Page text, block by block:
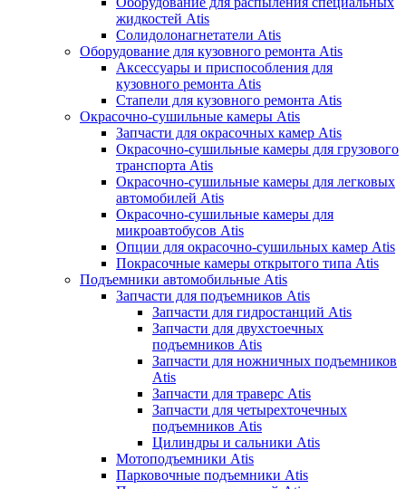
жидкостей Atis
Солидолонагнетатели Atis
Оборудование для кузовного ремонта Atis
Аксессуары и приспособления для
кузовного ремонта Atis
Стапели для кузовного ремонта Atis
Окрасочно-сушильные камеры Atis
Запчасти для окрасочных камер Atis
Окрасочно-сушильные камеры для грузового
транспорта Atis
Окрасочно-сушильные камеры для легковых
автомобилей Atis
Окрасочно-сушильные камеры для
микроавтобусов Atis
Опции для окрасочно-сушильных камер Atis
Покрасочные камеры открытого типа Atis
Подъемники автомобильные Atis
Запчасти для подъемников Atis
Запчасти для гидростанций Atis
Запчасти для двухстоечных
подъемников Atis
Запчасти для ножничных подъемников
Atis
Запчасти для траверс Atis
Запчасти для четырехточечных
подъемников Atis
Цилиндры и сальники Atis
Мотоподъемники Atis
Парковочные подъемники Atis